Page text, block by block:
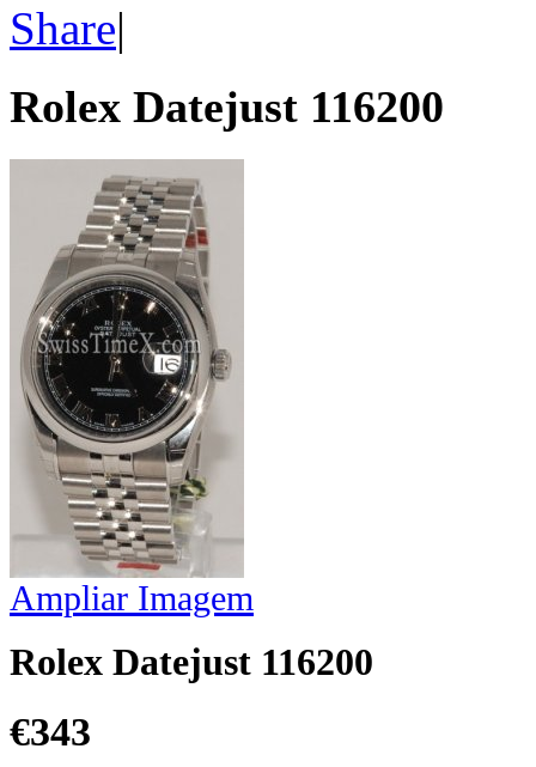
Share|
Rolex Datejust 116200
Ampliar Imagem
Rolex Datejust 116200
€343